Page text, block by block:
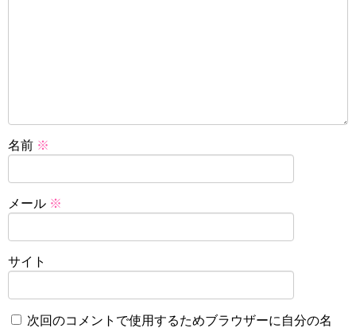
名前 ※
メール ※
サイト
次回のコメントで使用するためブラウザーに自分の名